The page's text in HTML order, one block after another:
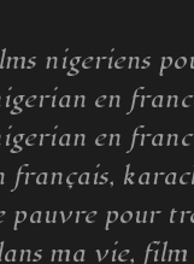
nigeriens
en
en
français,
pauvre pour
ma vie,